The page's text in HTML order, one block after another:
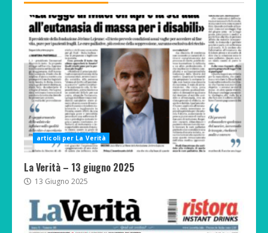
articoli per La Verità
La Verità – 13 giugno 2025
13 Giugno 2025